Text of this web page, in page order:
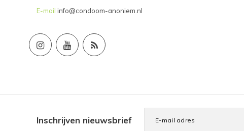
E-mail info@condoom-anoniem.nl
Inschrijven nieuwsbrief